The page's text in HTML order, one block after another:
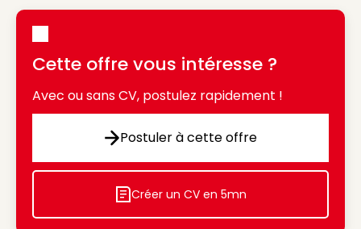
Cette offre vous intéresse ?
Avec ou sans CV, postulez rapidement !
Postuler à cette offre
Postuler à cette offre
Icon decorative
Créer un CV en 5mn